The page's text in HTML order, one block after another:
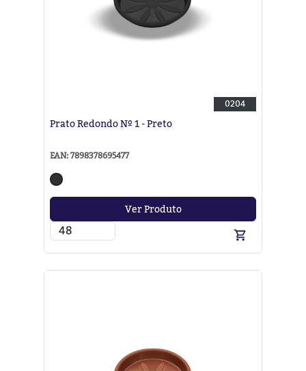
0204
Prato Redondo Nº 1 - Preto
EAN: 7898378695477
Ver Produto